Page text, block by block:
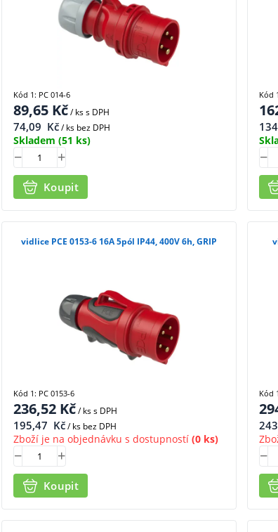
89,65 Kč/ kss DPH
74,09 Kč/ ks bez DPH
Skladem (51 ks)
Koupit
Kód 1: PC 014-6 Kód
vidlice PCE 0153-6 16A 5pól IP44, 400V 6h, GRIP
236,52 Kč/ kss DPH
195,47 Kč/ ks bez DPH
Zboží je na objednávku s dostupností (0 ks)
Koupit
Kód 1: PC 0153-6 Kód